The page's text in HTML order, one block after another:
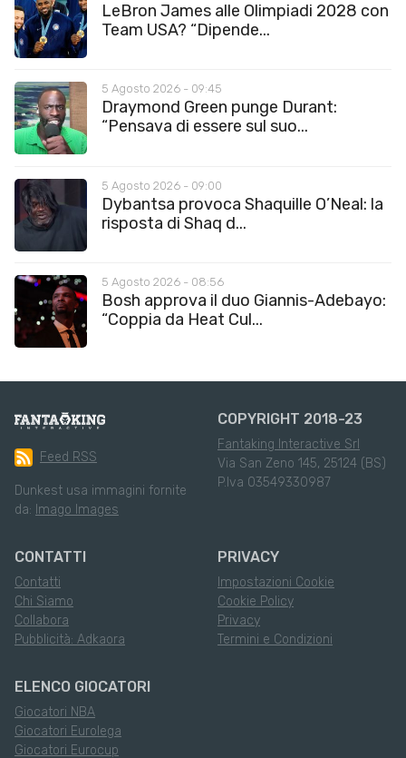
LeBron James alle Olimpiadi 2028 con
Team USA? “Dipende...
5 Agosto 2026 - 09:45
Draymond Green punge Durant:
“Pensava di essere sul suo...
5 Agosto 2026 - 09:00
Dybantsa provoca Shaquille O’Neal: la
risposta di Shaq d...
5 Agosto 2026 - 08:56
Bosh approva il duo Giannis-Adebayo:
“Coppia da Heat Cul...
Feed RSS
Dunkest usa immagini fornite
da: Imago Images
COPYRIGHT 2018-23
Fantaking Interactive Srl
Via San Zeno 145, 25124 (BS)
P.Iva 03549330987
CONTATTI
Contatti
Chi Siamo
Collabora
Pubblicità: Adkaora
PRIVACY
Impostazioni Cookie
Cookie Policy
Privacy
Termini e Condizioni
ELENCO GIOCATORI
Giocatori NBA
Giocatori Eurolega
Giocatori Eurocup